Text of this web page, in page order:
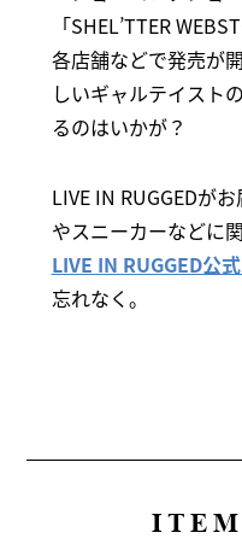
「SHEL’TTER
各店舗などで発売が
しいギャルテイスト
るのはいかが？
LIVE IN RUGGEDが
やスニーカーなどに
LIVE IN RUGGED公
忘れなく。